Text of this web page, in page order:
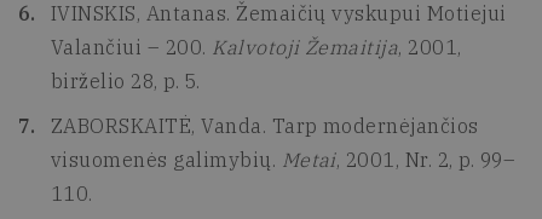
IVINSKIS, Antanas. Žemaičių vyskupui Motiejui
Valančiui – 200. Kalvotoji Žemaitija, 2001,
birželio 28, p. 5.
ZABORSKAITĖ, Vanda. Tarp modernėjančios
visuomenės galimybių. Metai, 2001, Nr. 2, p. 99–
110.